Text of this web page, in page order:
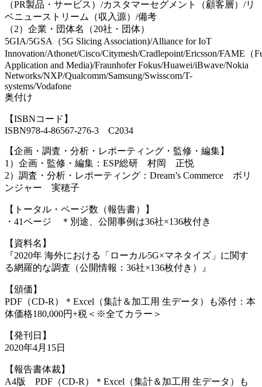
（PR製品・サービス）/カスタマーセグメント（顧客層）/リ
ベニューストリーム（収入源）/備考
（2）企業・団体名（20社・団体）
5GIA/5GSA（5G Slicing Association)/Alliance for IoT
Innovation/Athonet/Cisco/Citymesh/Cradlepoint/Ericsson/FAME（
Application and Media)/Fraunhofer Fokus/Huawei/iBwave/Nokia
Networks/NXP/Qualcomm/Samsung/Swisscom/T-
systems/Vodafone
奥付け
【ISBNコード】
ISBN978-4-86567-276-3 C2034
【企画・調査・分析・レポーティング・監修・編集】
1）企画・監修・編集：ESP総研 村岡 正悦
2）調査・分析・レポーティング：Dream’s Commerce ボリ
ンジャー 実穂子
【トータル・ページ数（報告書）】
・41ページ ＊別途、公開事例は36社×136枚付き
【資料名】
『2020年 海外における「ローカル5G×マネタイズ」に関す
る網羅的な調査（公開情報：36社×136枚付き）』
【頒価】
PDF（CD-R）＊Excel（集計＆加工用 生データ）も添付：本
体価格180,000円+税＜※全てカラー＞
【発刊日】
2020年4月15日
【報告書体裁】
A4版 PDF（CD-R）＊Excel（集計＆加工用 生データ）も